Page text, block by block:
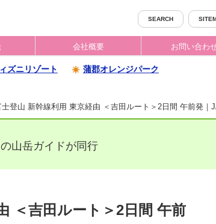
SEARCH
会社概要 お問い合わ
ズニリゾート 蒲郡オレンジパーク
登山 新幹線利用 東京経由 ＜吉田ルート＞2日間 午前発｜
山岳ガイドが同行
＜吉田ルート＞2日間 午前